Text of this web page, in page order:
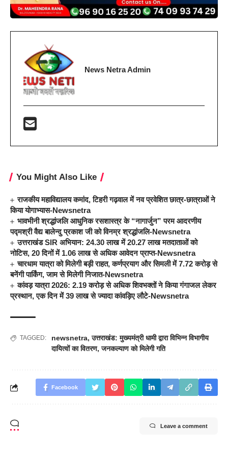
News Netra Admin
You Might Also Like
राजकीय महाविद्यालय कमांद, टिहरी गढ़वाल में नव प्रवेशित छात्र-छात्राओं ने
किया योगाभ्यास-Newsnetra
भावभीनी श्रद्धांजलि आधुनिक रसशास्त्र के “नागार्जुन” परम आदरणीय
पद्मश्री वैद्य बालेन्दु प्रकाश जी को विनम्र श्रद्धांजलि-Newsnetra
उत्तराखंड SIR अभियान: 24.30 लाख में 20.27 लाख मतदाताओं को
नोटिस, 20 दिनों में 1.06 लाख से अधिक आवेदन प्राप्त-Newsnetra
चारधाम यात्रा को मिलेगी बड़ी राहत, कर्णप्रयाग और सिमली में 7.72 करोड़ से
बनेंगी पार्किंग, जाम से मिलेगी निजात-Newsnetra
कांवड़ यात्रा 2026: 2.19 करोड़ से अधिक शिवभक्तों ने किया गंगाजल लेकर
प्रस्थान, एक दिन में 39 लाख से ज्यादा कांवड़िए लौटे-Newsnetra
TAGGED: newsnetra,उत्तराखंड: मुख्यमंत्री धामी द्वारा विभिन्न विभागीय
दायित्वों का वितरण,जनकल्याण को मिलेगी गति
Facebook
Leave a comment